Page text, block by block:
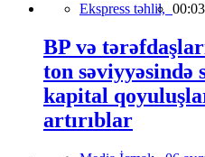
Ekspress təhlil, 00:03
BP və
ton səviyyəsində
kapital
artırıblar